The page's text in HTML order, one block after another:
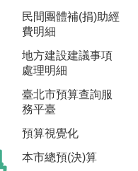
民間團體補(捐)助經
費明細
地方建設建議事項
處理明細
臺北市預算查詢服
務平臺
預算視覺化
本市總預(決)算